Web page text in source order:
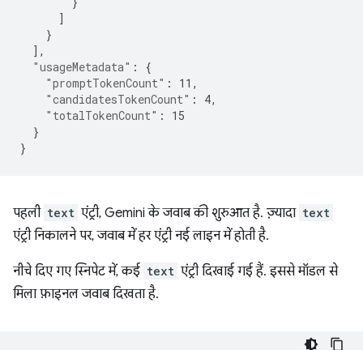
]
}
],
"usageMetadata" :
{
"promptTokenCount" : 11 ,
"candidatesTokenCount" : 4,
"totalTokenCount" :
15
}
}
पहली text एंट्री, Gemini के जवाब की शुरुआत है. ज़्यादा text
एंट्री निकालने पर, जवाब में हर एंट्री नई लाइन में होती है.
नीचे दिए गए स्निपेट में, कई text एंट्री दिखाई गई हैं. इससे मॉडल से
मिला फ़ाइनल जवाब दिखता है.